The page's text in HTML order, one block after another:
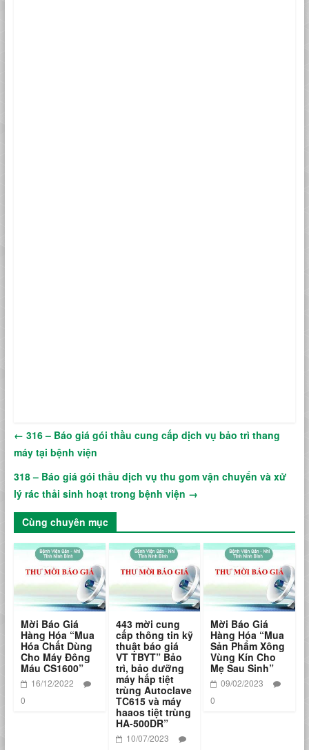
← 316 – Báo giá gói thầu cung cấp dịch vụ bảo trì thang
máy tại bệnh viện
318 – Báo giá gói thầu dịch vụ thu gom vận chuyển và xử
lý rác thải sinh hoạt trong bệnh viện →
Cùng chuyên mục
Mời Báo Giá
Hàng Hóa “Mua
Hóa Chất Dùng
Cho Máy Đông
Máu CS1600”
16/12/2022
0
443 mời cung
cấp thông tin kỹ
thuật báo giá
VT TBYT” Bảo
trì, bảo dưỡng
máy hấp tiệt
trùng Autoclave
TC615 và máy
haaos tiệt trùng
HA-500DR”
10/07/2023
Mời Báo Giá
Hàng Hóa “Mua
Sản Phẩm Xông
Vùng Kín Cho
Mẹ Sau Sinh”
09/02/2023
0